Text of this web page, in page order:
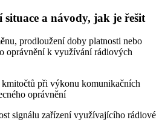
situace a návody, jak je řešit
prodloužení doby platnosti nebo
oprávnění k využívání rádiových
při výkonu komunikačních
oprávnění
signálu zařízení využívajícího rádiové